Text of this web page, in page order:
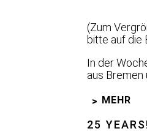
(Zum
bitte auf die
In der
aus Bremen
MEHR
25